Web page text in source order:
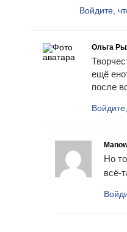
Войдите,
Ольга
ещё
после
Но
всё-